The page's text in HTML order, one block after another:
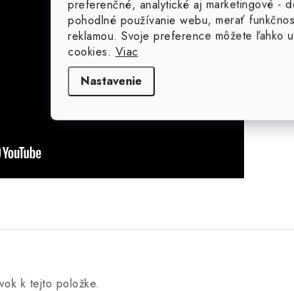
preferenčné, analytické aj marketingové -
pohodlné používanie webu, merať
reklamou. Svoje preference môžete ľahko
cookies. Viac
Nastavenie
k tejto položke.